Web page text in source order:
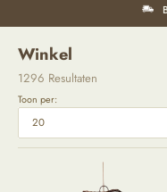
Winkel
1296 Resultaten
Toon per: